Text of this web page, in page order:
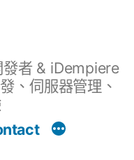
者 & iDempiere
、伺服器管理、